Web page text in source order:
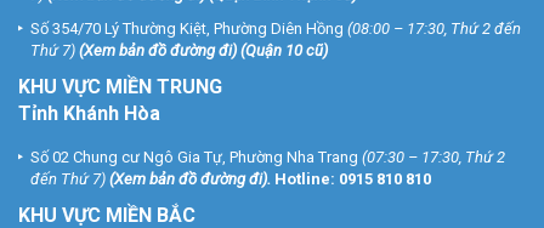
Số 354/70 Lý Thường Kiệt, Phường Diên Hồng (08:00 – 17:30, Thứ 2 đến
Thứ 7) (Xem bản đồ đường đi) (Quận 10 cũ)
KHU VỰC MIỀN TRUNG
Tỉnh Khánh Hòa
Số 02 Chung cư Ngô Gia Tự, Phường Nha Trang (07:30 – 17:30, Thứ 2
đến Thứ 7) (Xem bản đồ đường đi). Hotline: 0915 810 810
KHU VỰC MIỀN BẮC